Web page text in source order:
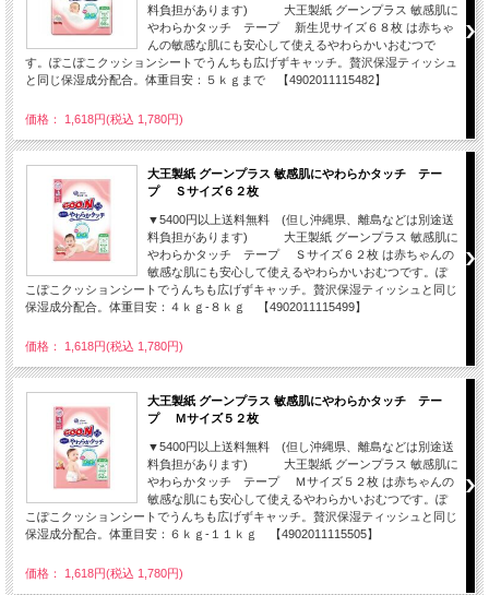
料負担があります) 大王製紙 グーンプラス 敏感肌に
やわらかタッチ テープ 新生児サイズ６８枚 は赤ちゃ
んの敏感な肌にも安心して使えるやわらかいおむつで
す。ぽこぽこクッションシートでうんちも広げずキャッチ。贅沢保湿ティッシュ
と同じ保湿成分配合。体重目安：５ｋｇまで 【4902011115482】
価格： 1,618円(税込 1,780円)
大王製紙 グーンプラス 敏感肌にやわらかタッチ テー
プ Ｓサイズ６２枚
▼5400円以上送料無料 (但し沖縄県、離島などは別途送
料負担があります) 大王製紙 グーンプラス 敏感肌に
やわらかタッチ テープ Ｓサイズ６２枚 は赤ちゃんの
敏感な肌にも安心して使えるやわらかいおむつです。ぽ
こぽこクッションシートでうんちも広げずキャッチ。贅沢保湿ティッシュと同じ
保湿成分配合。体重目安：４ｋｇ-８ｋｇ 【4902011115499】
価格： 1,618円(税込 1,780円)
大王製紙 グーンプラス 敏感肌にやわらかタッチ テー
プ Ｍサイズ５２枚
▼5400円以上送料無料 (但し沖縄県、離島などは別途送
料負担があります) 大王製紙 グーンプラス 敏感肌に
やわらかタッチ テープ Ｍサイズ５２枚 は赤ちゃんの
敏感な肌にも安心して使えるやわらかいおむつです。ぽ
こぽこクッションシートでうんちも広げずキャッチ。贅沢保湿ティッシュと同じ
保湿成分配合。体重目安：６ｋｇ-１１ｋｇ 【4902011115505】
価格： 1,618円(税込 1,780円)